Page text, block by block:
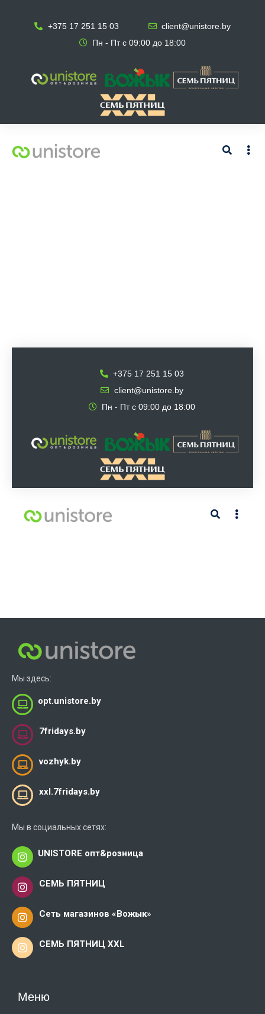
+375 17 251 15 03
client@unistore.by
Пн - Пт с 09:00 до 18:00
+375 17 251 15 03
client@unistore.by
Пн - Пт с 09:00 до 18:00
Мы здесь:
opt.unistore.by
7fridays.by
vozhyk.by
xxl.7fridays.by
Мы в социальных сетях:
UNISTORE опт&розница
СЕМЬ ПЯТНИЦ
Cеть магазинов «Вожык»
СЕМЬ ПЯТНИЦ XXL
Меню